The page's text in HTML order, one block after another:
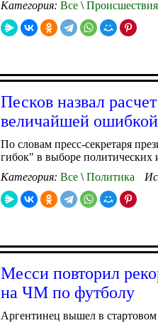
Категория: Все \ Происшествия
Песков назвал
величайшей
По словам пресс-секретаря
гибок" в выборе политических
Категория: Все \ Политика
Месси повторил
на ЧМ по футболу
Аргентинец вышел в